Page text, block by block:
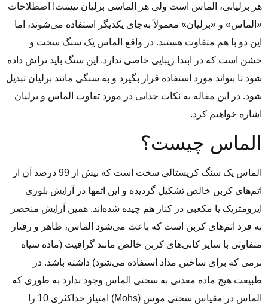
هر برلیانی، الماس است ولی هر الماسی برلیان نیست! اصطلاحات
«الماس» و «برلیان» معمولاً به‌جای یکدیگر استفاده می‌شوند، اما
این دو با هم متفاوت هستند. در واقع الماس یک سنگ سخت و
خشن است که در ابتدا زیبایی خاصی ندارد. این سنگ باید تراش داده
شود تا بتواند مورد استفاده قرار بگیرد و به سنگی مانند برلیان تبدیل
شود. در این مقاله به نکات جذابی در مورد تفاوت الماس و برلیان
اشاره خواهیم کرد.
الماس چیست؟
الماس یک سنگ کریستالی سخت است که بیش از 99 درصد آن از
اتم‌های کربن خالص تشکیل گردیده و این اتمها در آرایش بلوری
ایزومتریک یا مکعبی در کنار هم چیده شده‌اند. همین آرایش منحصر
به ‌فرد اتم‌های کربن است که باعث می‌شود الماس، ظاهر و رفتار
متفاوتی با سایر کانی‌های کربن خالص مانند گرافیت (ماده سیاه
نرمی که برای ساختن مداد استفاده می‌شود) داشته باشد. در
طبیعت هیچ ماده‌ معدنی به سختی الماس وجود ندارد به طوری که
الماس در مقیاس سختی موس (Mohs) امتیاز حداکثری 10 را